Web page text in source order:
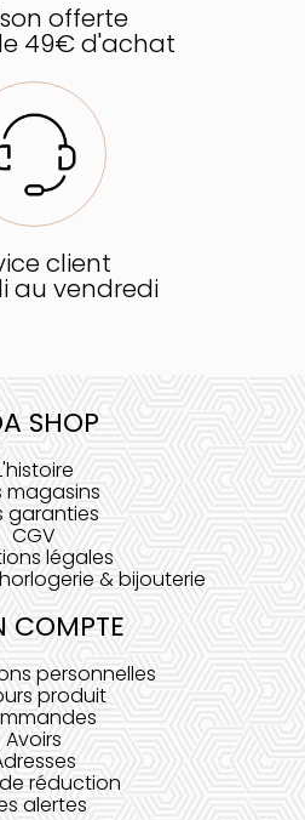
offerte
49€ d'achat
client
au vendredi
SHOP
magasins
garanties
CGV
légales
& bijouterie
COMPTE
personnelles
produit
Avoirs
réduction
alertes